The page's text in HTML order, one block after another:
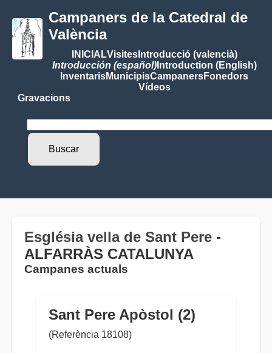
Campaners de la Catedral de
València
INICIALVisitesIntroducció (valencià)
Introducción (español)Introduction (English)
InventarisMunicipisCampanersFonedors
Vídeos
Gravacions
Església vella de Sant Pere -
ALFARRÀS CATALUNYA
Campanes actuals
Sant Pere Apòstol (2)
(Referència 18108)